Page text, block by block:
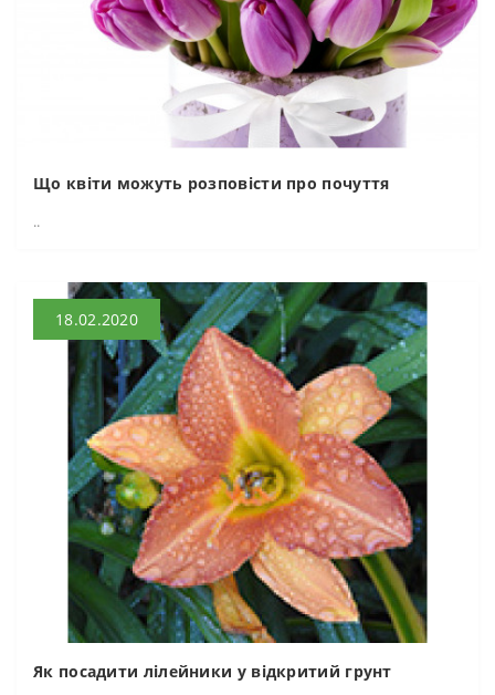
Що квіти можуть розповісти про почуття
..
18.02.2020
Як посадити лілейники у відкритий грунт